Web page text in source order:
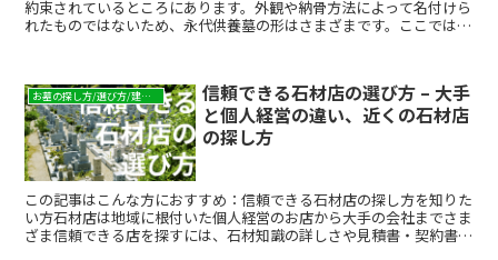
約束されているところにあります。外観や納骨方法によって名付けら
れたものではないため、永代供養墓の形はさまざまです。ここでは、
お墓の探し方/選び方/建て方
信頼できる石材店の選び方 – 大手
と個人経営の違い、近くの石材店
の探し方
この記事はこんな方におすすめ：信頼できる石材店の探し方を知りた
い方石材店は地域に根付いた個人経営のお店から大手の会社までさま
ざま信頼できる店を探すには、石材知識の詳しさや見積書・契約書の